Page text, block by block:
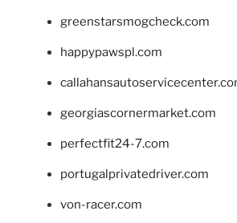
greenstarsmogcheck.com
happypawspl.com
georgiascornermarket.com
perfectfit24-7.com
portugalprivatedriver.com
von-racer.com